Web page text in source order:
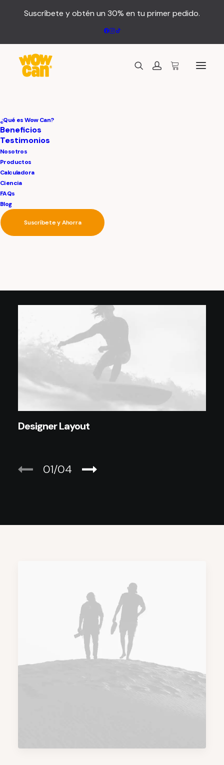
Suscríbete y obtén un 30% en tu primer pedido.
¿Qué es Wow Can?
Beneficios
Testimonios
Nosotros
Productos
Calculadora
Ciencia
FAQs
Blog
Suscríbete y Ahorra
Carousel/Slider
The Carousel/Slider Navigation offers new and
you achieve the perfect layout and
functionalities for your website.
Designer Layout
01 04